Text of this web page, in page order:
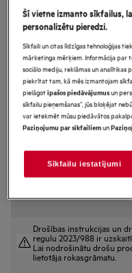
Plīts virsma ar
80 cm
Hob2Hood
Ražojuma informācijas lapa
Priekšrocības
6000 Bridge plīts virsma ar
ēdiena gatavošanai.
Četri zonu vadības elementi
atsevišķi.
Drošības instrukcijas un
regulu 2023/988 ir
Lai nodrošinātu drošu
lietotāja rokasgrāmatu.
Šī vietne izmanto sīkfailus,
personalizētu pieredzi.
Sīkfaili un citas līdzīgas tehnoloģijas
mārketinga mērķiem. Informācija par
sociālo mediju, reklāmas un analītikas
piekrītat tam, kā mēs izmantojam
pielāgotīpašos piedāvājumusun
sīkfailu pieņemšanas”, jūs bloķējat
var ietekmēt mūsu piedāvātos
Paziņojumu par sīkfailiemun
Sīkfailu iestatījumi